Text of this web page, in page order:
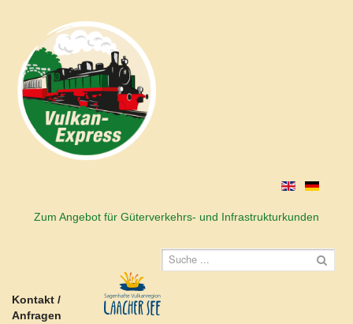
Zum Angebot für Güterverkehrs- und Infrastrukturkunden
Kontakt /
Anfragen